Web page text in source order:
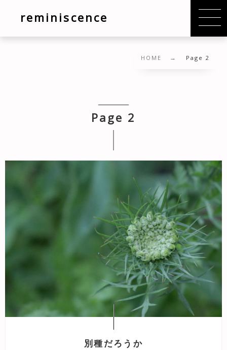
reminiscence
HOME Page 2
Page 2
別種だろうか